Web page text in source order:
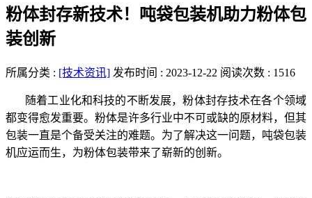
粉体封存新技术！吨袋包装机助力粉体包
装创新
所属分类 : [技术资讯] 发布时间 : 2023-12-22 阅读次数 : 1516
随着工业化和科技的不断发展，粉体封存技术在各个领域
都变得愈发重要。粉体是许多行业中不可或缺的原材料，但其
包装一直是个备受关注的难题。为了解决这一问题，吨袋包装
机应运而生，为粉体包装带来了崭新的创新。